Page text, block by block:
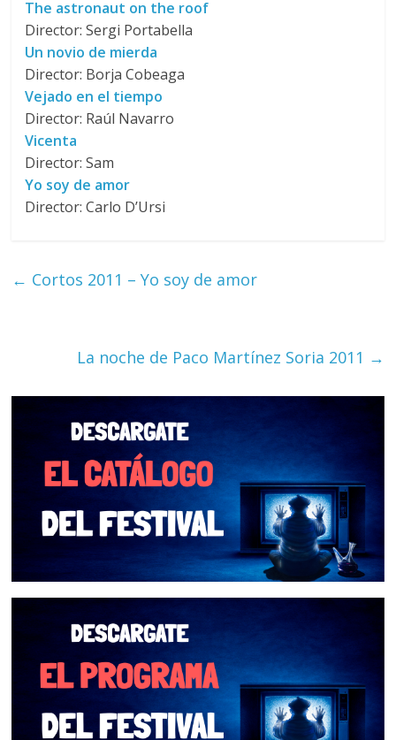
The astronaut on the roof
Director: Sergi Portabella
Un novio de mierda
Director: Borja Cobeaga
Vejado en el tiempo
Director: Raúl Navarro
Vicenta
Director: Sam
Yo soy de amor
Director: Carlo D’Ursi
← Cortos 2011 – Yo soy de amor
La noche de Paco Martínez Soria 2011 →